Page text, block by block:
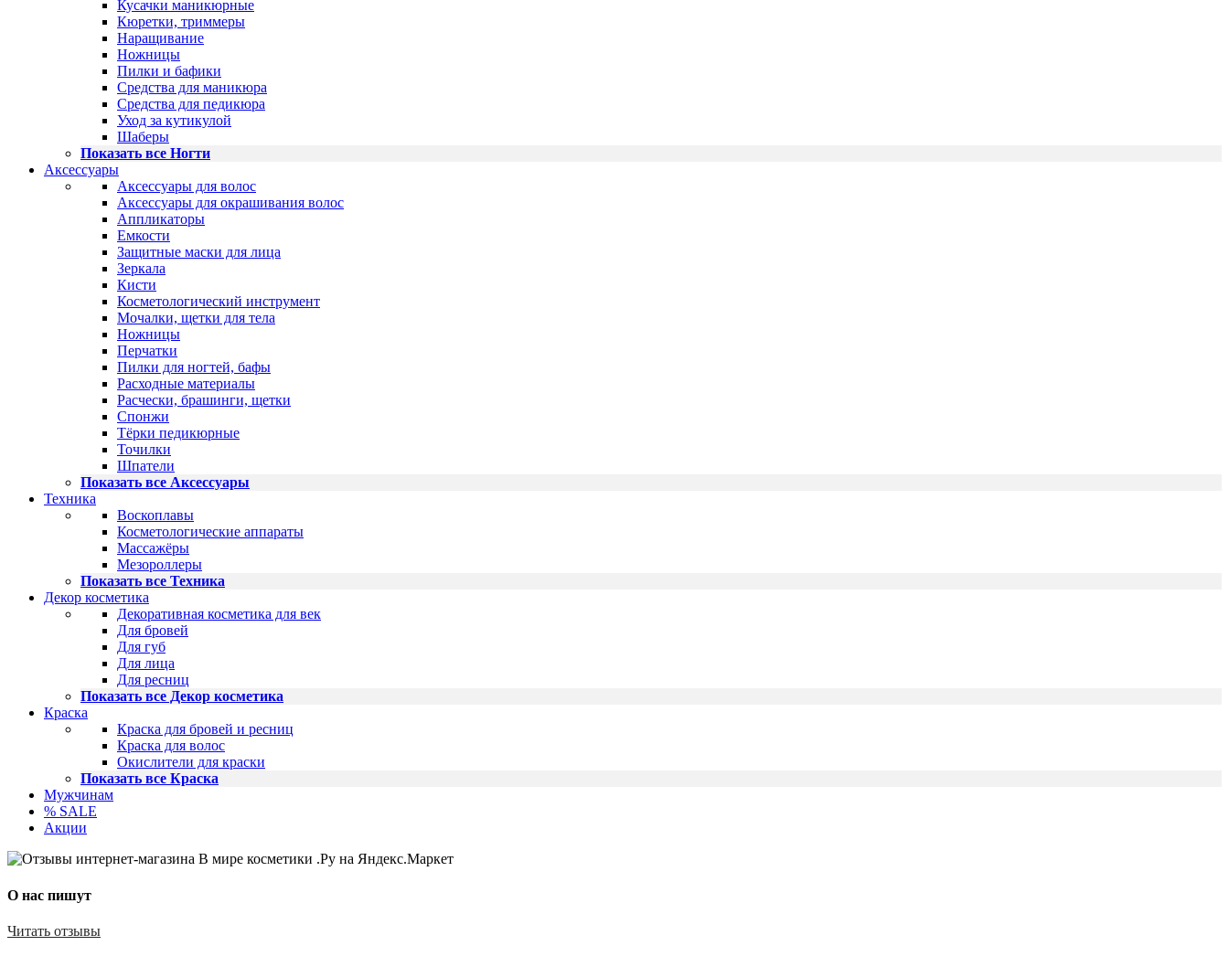
Кусачки маникюрные
Кюретки, триммеры
Наращивание
Ножницы
Пилки и бафики
Средства для маникюра
Средства для педикюра
Уход за кутикулой
Шаберы
Показать все Ногти
Аксессуары
Аксессуары для волос
Аксессуары для окрашивания волос
Аппликаторы
Емкости
Защитные маски для лица
Зеркала
Кисти
Косметологический инструмент
Мочалки, щетки для тела
Ножницы
Перчатки
Пилки для ногтей, бафы
Расходные материалы
Расчески, брашинги, щетки
Спонжи
Тёрки педикюрные
Точилки
Шпатели
Показать все Аксессуары
Техника
Воскоплавы
Косметологические аппараты
Массажёры
Мезороллеры
Показать все Техника
Декор косметика
Декоративная косметика для век
Для бровей
Для губ
Для лица
Для ресниц
Показать все Декор косметика
Краска
Краска для бровей и ресниц
Краска для волос
Окислители для краски
Показать все Краска
Мужчинам
% SALE
Акции
О нас пишут
Читать отзывы